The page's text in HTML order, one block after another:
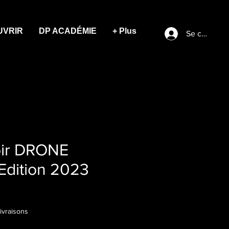
DP ACADÉMIE + Plus Se
DRONE
2023